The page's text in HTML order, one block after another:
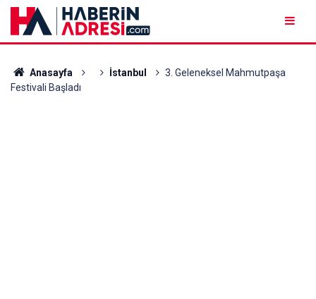
Anasayfa İstanbul
3. Geleneksel Mahmutpaşa
Festivali Başladı